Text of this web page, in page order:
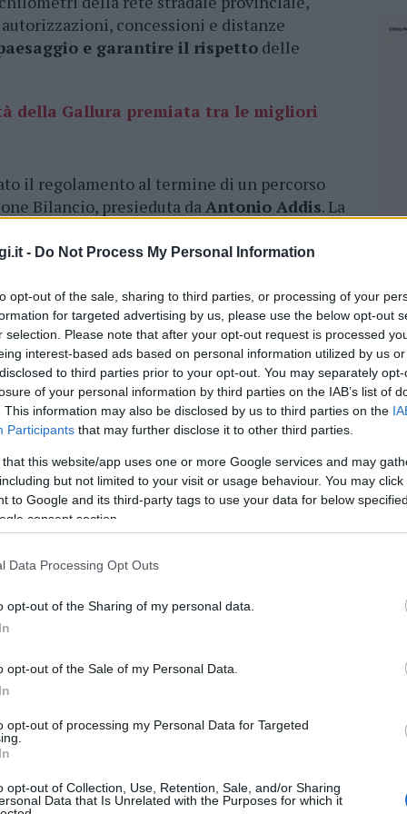
- Do Not Process My Personal Information
opt-out of the sale, sharing to third parties, or processing of your
for targeted advertising by us, please use the below opt-out
selection. Please note that after your opt-out request is processed
interest-based ads based on personal information utilized by us
to third parties prior to your opt-out. You may separately
of your personal information by third parties on the IAB’s list of
This information may also be disclosed by us to third parties on the
Participants that may further disclose it to other third parties.
that this website/app uses one or more Google services and may
but not limited to your visit or usage behaviour. You may
to Google and its third-party tags to use your data for below
consent section.
Data Processing Opt Outs
opt-out of the Sharing of my personal data.
opt-out of the Sale of my Personal Data.
opt-out of processing my Personal Data for Targeted
opt-out of Collection, Use, Retention, Sale, and/or Sharing
Data that Is Unrelated with the Purposes for which it
concessioni e distanze
e garantire il rispetto delle
della Gallura premiata tra le migliori
il regolamento al termine di un percorso
Bilancio, presieduta daAntonio Addis. La
Comune di Olbia, scelta resa necessaria
corso nell’aula consiliare. La Provincia
un settore che negli anni ha visto una
pubblicitarie.
lungo le strade galluresi.
distanza minima di 400 metri tra un
nelle strade con vista mare. Sono
modalità di richiesta delle autorizzazioni
patrimoniale. La disciplina aggiorna il
Provincia di Sassari, ritenuto non più
studio sulla rete viaria per individuare le
impianti pubblicitari
piano, che definirà esattamente dove
L’obiettivo è assicurare trasparenza,
tutte le strade di competenza.
dei cartelli a Olbia.
saranno
coinvolte per adottare
un controllo efficace del fenomeno e
L’avvio del nuovo regolamento
sistema più ordinato e conforme alle norme